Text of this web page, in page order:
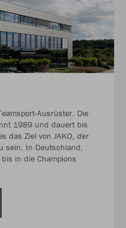
Ausrüster. Die
1989 und dauert bis
das Ziel von JAKO, der
sein. In Deutschland,
in die Champions